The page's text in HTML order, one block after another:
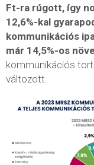
Ft-ra rúgott, így
12,6%-kal
kommunikációs
már 14,5%-os
kommunikációs
változott.